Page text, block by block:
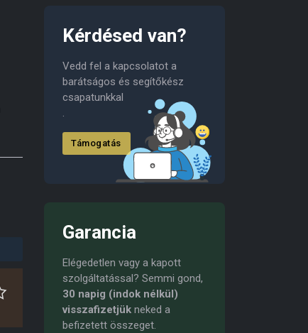
Kérdésed van?
Vedd fel a kapcsolatot a
barátságos és segítőkész
csapatunkkal
.
Támogatás
Garancia
Elégedetlen vagy a kapott
szolgáltatással? Semmi gond,
30 napig (indok nélkül)
visszafizetjükneked a
befizetett összeget.